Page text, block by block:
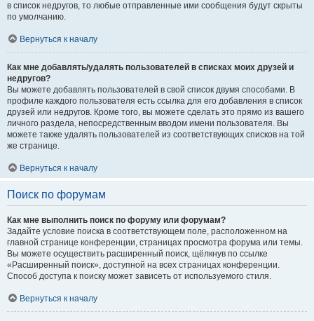
в список недругов, то любые отправленные ими сообщения будут скрыты
по умолчанию.
Вернуться к началу
Как мне добавлять/удалять пользователей в списках моих друзей и
недругов?
Вы можете добавлять пользователей в свой список двумя способами. В
профиле каждого пользователя есть ссылка для его добавления в список
друзей или недругов. Кроме того, вы можете сделать это прямо из вашего
личного раздела, непосредственным вводом имени пользователя. Вы
можете также удалять пользователей из соответствующих списков на той
же странице.
Вернуться к началу
Поиск по форумам
Как мне выполнить поиск по форуму или форумам?
Задайте условие поиска в соответствующем поле, расположенном на
главной странице конференции, страницах просмотра форума или темы.
Вы можете осуществить расширенный поиск, щёлкнув по ссылке
«Расширенный поиск», доступной на всех страницах конференции.
Способ доступа к поиску может зависеть от используемого стиля.
Вернуться к началу